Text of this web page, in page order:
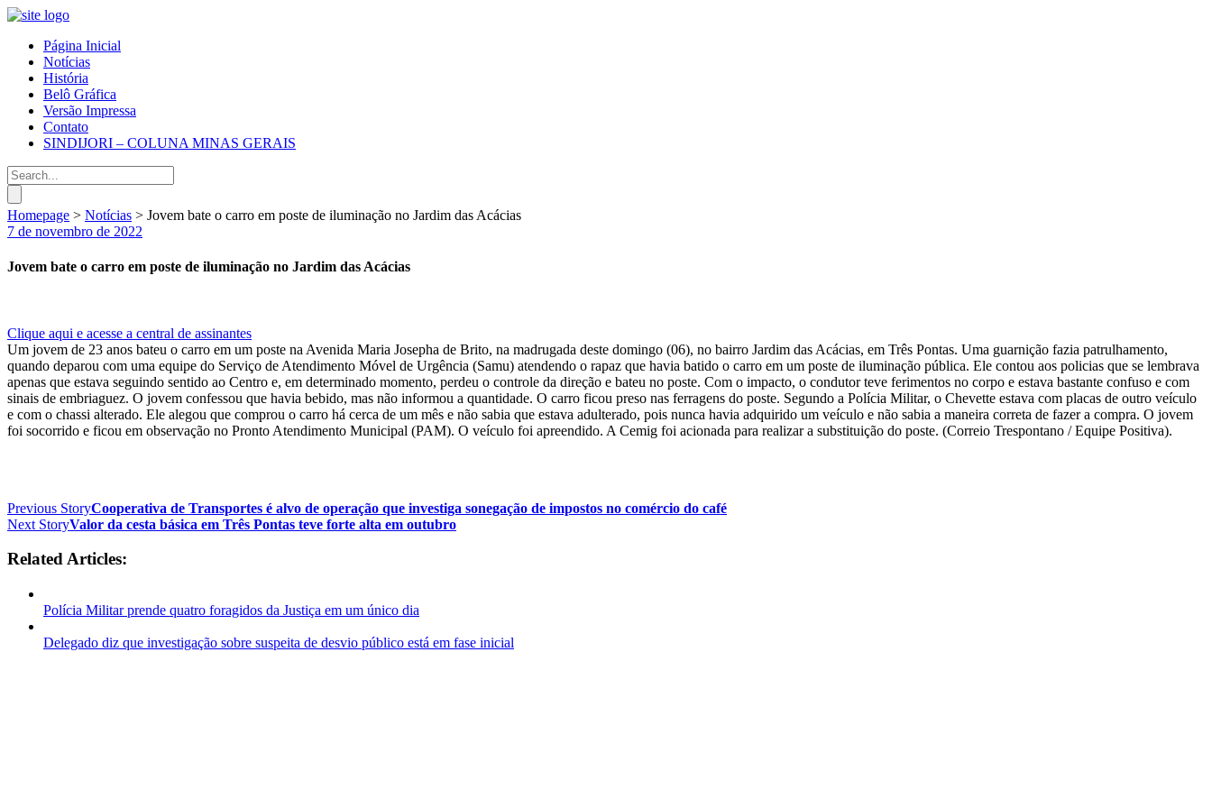
Página Inicial
Notícias
História
Belô Gráfica
Versão Impressa
Contato
SINDIJORI – COLUNA MINAS GERAIS
Homepage > Notícias > Jovem bate o carro em poste de iluminação no Jardim das Acácias
7 de novembro de 2022
Jovem bate o carro em poste de iluminação no Jardim das Acácias
Clique aqui e acesse a central de assinantes
Um jovem de 23 anos bateu o carro em um poste na Avenida Maria Josepha de Brito, na madrugada deste domingo (06), no bairro Jardim das Acácias, em Três Pontas. Uma guarnição fazia patrulhamento,
quando deparou com uma equipe do Serviço de Atendimento Móvel de Urgência (Samu) atendendo o rapaz que havia batido o carro em um poste de iluminação pública. Ele contou aos policias que se lembrava
apenas que estava seguindo sentido ao Centro e, em determinado momento, perdeu o controle da direção e bateu no poste. Com o impacto, o condutor teve ferimentos no corpo e estava bastante confuso e com
sinais de embriaguez. O jovem confessou que havia bebido, mas não informou a quantidade. O carro ficou preso nas ferragens do poste. Segundo a Polícia Militar, o Chevette estava com placas de outro veículo
e com o chassi alterado. Ele alegou que comprou o carro há cerca de um mês e não sabia que estava adulterado, pois nunca havia adquirido um veículo e não sabia a maneira correta de fazer a compra. O jovem
foi socorrido e ficou em observação no Pronto Atendimento Municipal (PAM). O veículo foi apreendido. A Cemig foi acionada para realizar a substituição do poste. (Correio Trespontano / Equipe Positiva).
Previous StoryCooperativa de Transportes é alvo de operação que investiga sonegação de impostos no comércio do café
Next StoryValor da cesta básica em Três Pontas teve forte alta em outubro
Related Articles:
Polícia Militar prende quatro foragidos da Justiça em um único dia
Delegado diz que investigação sobre suspeita de desvio público está em fase inicial